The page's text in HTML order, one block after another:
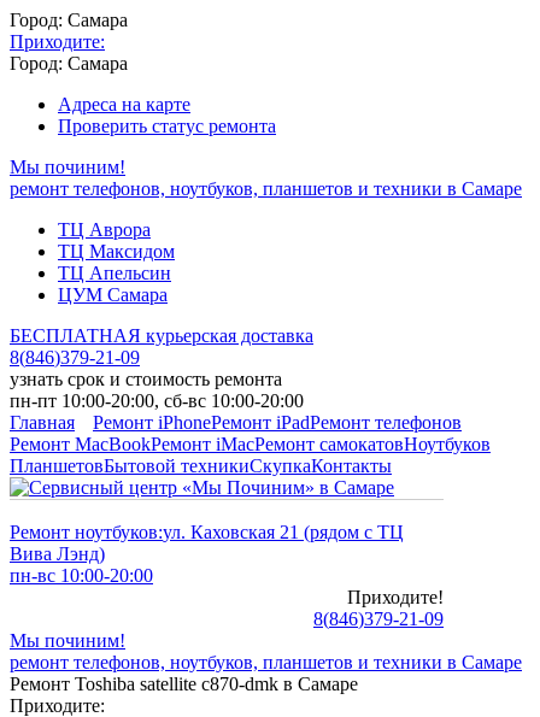
Город: Самара
Приходите:
Город: Самара
Адреса на карте
Проверить статус ремонта
Мы починим!
ремонт телефонов, ноутбуков, планшетов и техники в Самаре
ТЦ Аврора
ТЦ Максидом
ТЦ Апельсин
ЦУМ Самара
БЕСПЛАТНАЯ курьерская доставка
8(846)379-21-09
узнать срок и стоимость ремонта
пн-пт 10:00-20:00, сб-вс 10:00-20:00
Главная
Ремонт iPhoneРемонт iPadРемонт телефонов
Ремонт MacBookРемонт iMacРемонт самокатовНоутбуков
ПланшетовБытовой техникиСкупкаКонтакты
Ремонт ноутбуков:ул. Каховская 21 (рядом с ТЦ
Вива Лэнд)
пн-вс 10:00-20:00
Приходите!
8(846)379-21-09
Мы починим!
ремонт телефонов, ноутбуков, планшетов и техники в Самаре
Ремонт Toshiba satellite c870-dmk в Самаре
Приходите: